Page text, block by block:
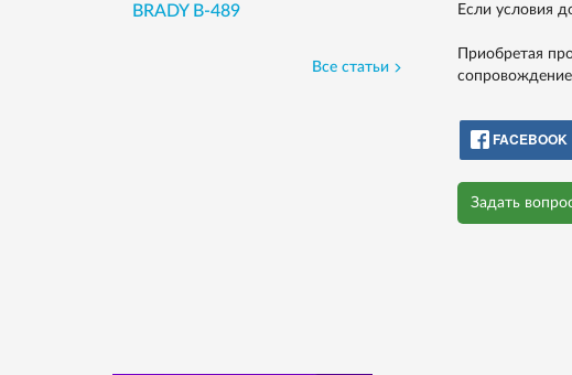
Если условия
Приобретая
FACEBOOK
Задать
BRADY B-489
Все статьи